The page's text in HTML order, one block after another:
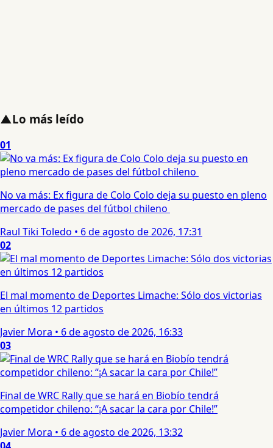
▲Lo más leído
01
No va más: Ex figura de Colo Colo deja su puesto en pleno
mercado de pases del fútbol chileno
Raul Tiki Toledo • 6 de agosto de 2026, 17:31
02
El mal momento de Deportes Limache: Sólo dos victorias
en últimos 12 partidos
Javier Mora • 6 de agosto de 2026, 16:33
03
Final de WRC Rally que se hará en Biobío tendrá
competidor chileno: “¡A sacar la cara por Chile!”
Javier Mora • 6 de agosto de 2026, 13:32